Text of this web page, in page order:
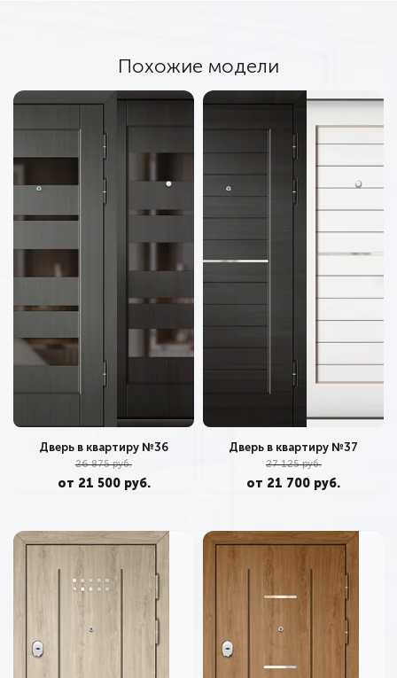
Похожие модели
Дверь в квартиру №36
26 875 руб.
от 21 500 руб.
Дверь в квартиру №37
27 125 руб.
от 21 700 руб.